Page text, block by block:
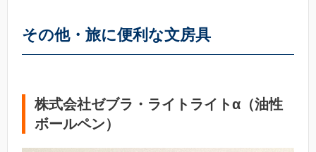
その他・旅に便利な文房具
株式会社ゼブラ・ライトライトα（油性
ボールペン）